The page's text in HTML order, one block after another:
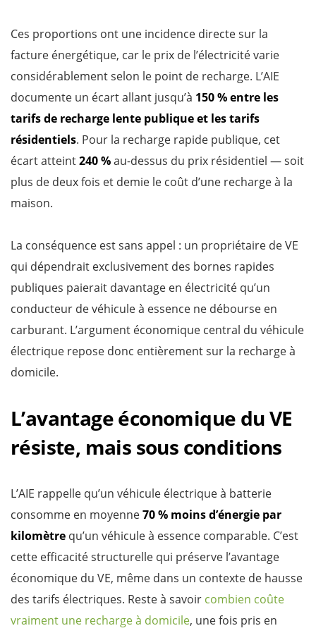
Ces proportions ont une incidence directe sur la
facture énergétique, car le prix de l’électricité varie
considérablement selon le point de recharge. L’AIE
documente un écart allant jusqu’à 150 % entre les
tarifs de recharge lente publique et les tarifs
résidentiels. Pour la recharge rapide publique, cet
écart atteint240 %au-dessus du prix résidentiel — soit
plus de deux fois et demie le coût d’une recharge à la
maison.
La conséquence est sans appel : un propriétaire de VE
qui dépendrait exclusivement des bornes rapides
publiques paierait davantage en électricité qu’un
conducteur de véhicule à essence ne débourse en
carburant. L’argument économique central du véhicule
électrique repose donc entièrement sur la recharge à
domicile.
L’avantage économique du VE
résiste, mais sous conditions
L’AIE rappelle qu’un véhicule électrique à batterie
consomme en moyenne70 % moins d’énergie par
kilomètre qu’un véhicule à essence comparable. C’est
cette efficacité structurelle qui préserve l’avantage
économique du VE, même dans un contexte de hausse
des tarifs électriques. Reste à savoir combien coûte
vraiment une recharge à domicile, une fois pris en